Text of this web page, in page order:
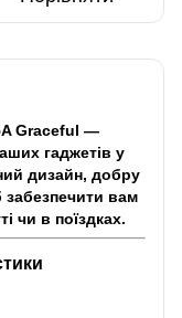
Graceful —
гаджетів у
дизайн, добру
забезпечити вам
чи в поїздках.